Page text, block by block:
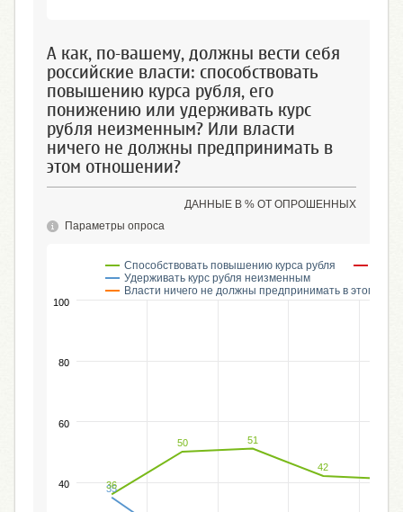
А как, по-вашему, должны вести себя
российские власти: способствовать
повышению курса рубля, его
понижению или удерживать курс
рубля неизменным? Или власти
ничего не должны предпринимать в
этом отношении?
ДАННЫЕ В % ОТ ОПРОШЕННЫХ
Параметры опроса
35
36
50 51
42
Способствовать повышению курса рубля
Удерживать курс рубля неизменным
Власти ничего не должны предпринимать в этом
40
60
80
100